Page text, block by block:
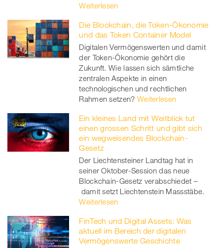
Weiterlesen
Die Blockchain, die Token-Ökonomie
und das Token Container Model
Digitalen Vermögenswerten und damit
der Token-Ökonomie gehört die
Zukunft. Wie lassen sich sämtliche
zentralen Aspekte in einen
technologischen und rechtlichen
Rahmen setzen? Weiterlesen
Ein kleines Land mit Weitblick tut
einen grossen Schritt und gibt sich
ein wegweisendes Blockchain-
Gesetz
Der Liechtensteiner Landtag hat in
seiner Oktober-Session das neue
Blockchain-Gesetz verabschiedet –
damit setzt Liechtenstein Massstäbe.
Weiterlesen
FinTech und Digital Assets: Was
aktuell im Bereich der digitalen
Vermögenswerte Geschichte